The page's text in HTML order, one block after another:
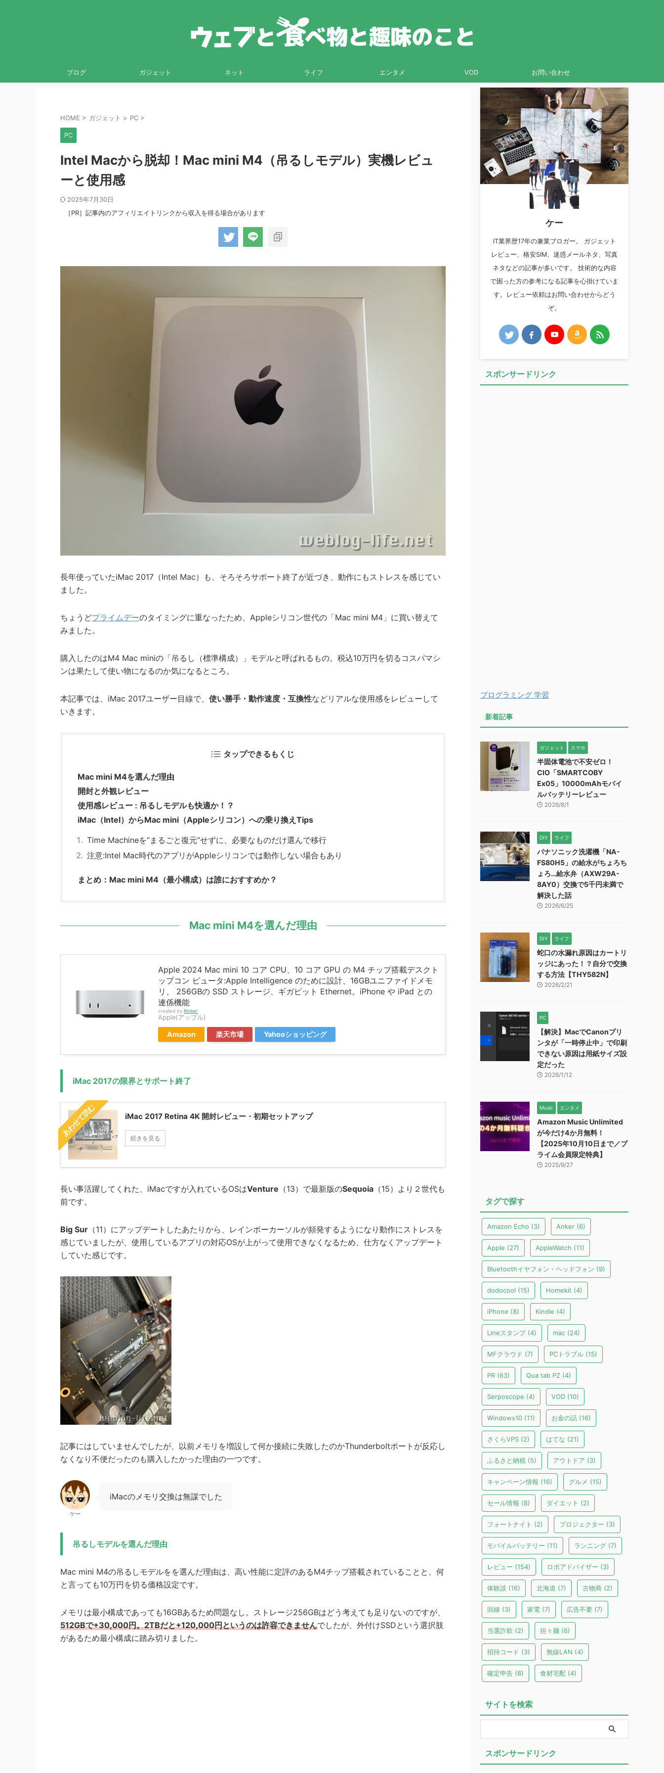
ブログ ガジェット ネット ライフ エンタメ VOD お問い合わせ
HOME > ガジェット > PC >
PC
Intel Macから脱却！Mac mini M4（吊るしモデル）実機レビュ
ーと使用感
2025年7月30日
［PR］記事内のアフィリエイトリンクから収入を得る場合があります
長年使っていたiMac 2017（Intel Mac）も、そろそろサポート終了が近づき、動作にもストレスを感じてい
ました。
ちょうどプライムデーのタイミングに重なったため、Appleシリコン世代の「Mac mini M4」に買い替えて
みました。
購入したのはM4 Mac miniの「吊るし（標準構成）」モデルと呼ばれるもの。税込10万円を切るコスパマシ
ンは果たして使い物になるのか気になるところ。
本記事では、iMac 2017ユーザー目線で、 使い勝手・動作速度・互換性などリアルな使用感をレビューして
いきます。
タップできるもくじ
Mac mini M4を選んだ理由
開封と外観レビュー
使用感レビュー : 吊るしモデルも快適か！？
iMac（Intel）からMac mini（Appleシリコン）への乗り換えTips
Time Machineを“まるごと復元”せずに、必要なものだけ選んで移行
注意:Intel Mac時代のアプリがAppleシリコンでは動作しない場合もあり
まとめ：Mac mini M4（最小構成）は誰におすすめか？
Mac mini M4を選んだ理由
Apple 2024 Mac mini 10 コア CPU、10 コア GPU の M4 チップ搭載デスクト
ップコン ピュータ:Apple Intelligence のために設計、16GBユニファイドメモ
リ、 256GBの SSD ストレージ、ギガビット Ethernet。iPhone や iPad との
連係機能
created by Rinker
Apple(アップル)
Amazon 楽天市場 Yahooショッピング
iMac 2017の限界とサポート終了
あわせて読む iMac 2017 Retina 4K 開封レビュー・初期セットアップ
続きを見る
長い事活躍してくれた、iMacですが入れているOSはVenture （13）で最新版のSequoia （15）より２世代も
前です。
Big Sur （11）にアップデートしたあたりから、レインボーカーソルが頻発するようになり動作にストレスを
感じていましたが、使用しているアプリの対応OSが上がって使用できなくなるため、仕方なくアップデート
していた感じです。
記事にはしていませんでしたが、以前メモリを増設して何か接続に失敗したのかThunderboltポートが反応し
なくなり不便だったのも購入したかった理由の一つです。
ケー
iMacのメモリ交換は無謀でした
吊るしモデルを選んだ理由
Mac mini M4の吊るしモデルをを選んだ理由は、高い性能に定評のあるM4チップ搭載されていることと、何
と言っても10万円を切る価格設定です。
メモリは最小構成であっても16GBあるため問題なし。ストレージ256GBはどう考えても足りないのですが、
512GBで+30,000円。2TBだと+120,000円というのは許容できませんでしたが、外付けSSDという選択肢
があるため最小構成に踏み切りました。
ケー
IT業界歴17年の兼業ブロガー。 ガジェット
レビュー、格安SIM、迷惑メールネタ、写真
ネタなどの記事が多いです。 技術的な内容
で困った方の参考になる記事を心掛けていま
す。レビュー依頼はお問い合わせからどう
ぞ。
スポンサードリンク
プログラミング 学習
新着記事
ガジェット スマホ
半固体電池で不安ゼロ！
CIO「SMARTCOBY
Ex05」10000mAhモバイ
ルバッテリーレビュー
2026/8/1
DIY ライフ
パナソニック洗濯機「NA-
FS80H5」の給水がちょろち
ょろ…給水弁（AXW29A-
8AY0）交換で5千円未満で
解決した話
2026/6/25
DIY ライフ
蛇口の水漏れ原因はカートリ
ッジにあった！？自分で交換
する方法【THY582N】
2026/2/21
PC
【解決】MacでCanonプリ
ンタが「一時停止中」で印刷
できない原因は用紙サイズ設
定だった
2026/1/12
Music エンタメ
Amazon Music Unlimited
が今だけ4か月無料！
【2025年10月10日まで／プ
ライム会員限定特典】
2025/9/27
タグで探す
Amazon Echo (3) Anker (6)
Apple (27) AppleWatch (11)
Bluetoothイヤフォン・ヘッドフォン (9)
dodocool (15) Homekit (4)
iPhone (8) Kindle (4)
Lineスタンプ(4) mac (24)
MFクラウド (7) PCトラブル (15)
PR (63) Qua tab PZ (4)
Serposcope (4) VOD (10)
Windows10 (11) お金の話 (16)
さくらVPS (2) はてな (21)
ふるさと納税 (5) アウトドア (3)
キャンペーン情報 (16) グルメ (15)
セール情報 (8) ダイエット (2)
フォートナイト (2) プロジェクター (3)
モバイルバッテリー (11) ランニング (7)
レビュー (154) ロボアドバイザー (3)
体験談 (16) 北海道 (7) 古物商 (2)
回線 (3) 家電 (7) 広告不要 (7)
当選詐欺 (2) 担々麺 (6)
招待コード (3) 無線LAN (4)
確定申告 (8) 食材宅配 (4)
サイトを検索
スポンサードリンク